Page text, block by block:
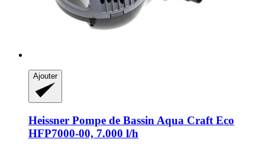
Ajouter
Heissner Pompe de Bassin Aqua Craft Eco
HFP7000-​00, 7.000 l/h